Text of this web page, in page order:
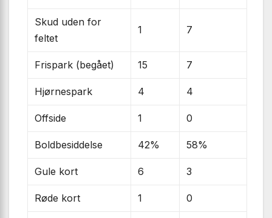
Skud uden for
feltet
1 7
Frispark (begået) 15 7
Hjørnespark 4 4
Offside 1 0
Boldbesiddelse 42% 58%
Gule kort 6 3
Røde kort 1 0